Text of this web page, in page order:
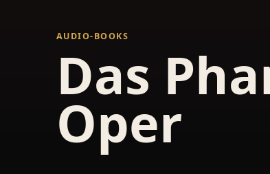
AUDIO-BOOKS
Das
Oper